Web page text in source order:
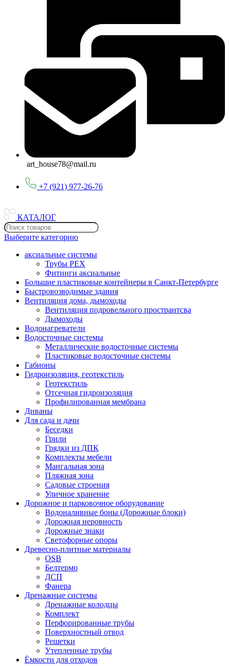
art_house78@mail.ru
+7 (921) 977-26-76
КАТАЛОГ
Выберите категорию
аксиальные системы
Трубы PEX
Фитинги аксиальные
Большие пластиковые контейнеры в Санкт-Петербурге
Быстровозводимые здания
Вентиляция дома, дымоходы
Вентиляция подровельного пространтсва
Дымоходы
Водонагреватели
Водосточные системы
Металлические водосточные системы
Пластиковые водосточные системы
Габионы
Гидроизоляция, геотекстиль
Геотекстиль
Отсечная гидроизоляция
Профилированная мембрана
Диваны
Для сада и дачи
Беседки
Грили
Грядки из ДПК
Комплекты мебели
Мангальная зона
Пляжная зона
Садовые строения
Уличное хранение
Дорожное и парковочное оборудование
Водоналивные боны (Дорожные блоки)
Дорожная неровность
Дорожные знаки
Светофорные опоры
Древесно-плитные материалы
OSB
Белтермо
ДСП
Фанера
Дренажные системы
Дренажные колодцы
Комплект
Перфорированные трубы
Поверхностный отвод
Решетки
Утепленные трубы
Ёмкости для отходов